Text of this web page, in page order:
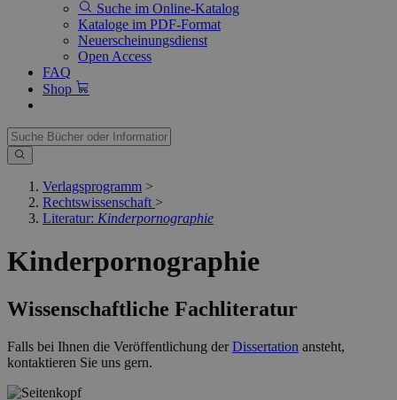
Suche im Online-Katalog
Kataloge im PDF-Format
Neuerscheinungsdienst
Open Access
FAQ
Shop
Verlagsprogramm >
Rechtswissenschaft >
Literatur: Kinderpornographie
Kinderpornographie
Wissenschaftliche Fachliteratur
Falls bei Ihnen die Veröffentlichung derDissertation ansteht,
kontaktieren Sie uns gern.